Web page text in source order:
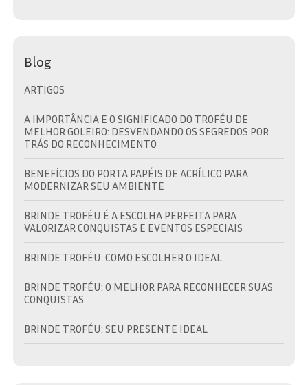
Blog
ARTIGOS
A IMPORTÂNCIA E O SIGNIFICADO DO TROFÉU DE
MELHOR GOLEIRO: DESVENDANDO OS SEGREDOS POR
TRÁS DO RECONHECIMENTO
BENEFÍCIOS DO PORTA PAPÉIS DE ACRÍLICO PARA
MODERNIZAR SEU AMBIENTE
BRINDE TROFÉU É A ESCOLHA PERFEITA PARA
VALORIZAR CONQUISTAS E EVENTOS ESPECIAIS
BRINDE TROFÉU: COMO ESCOLHER O IDEAL
BRINDE TROFÉU: O MELHOR PARA RECONHECER SUAS
CONQUISTAS
BRINDE TROFÉU: SEU PRESENTE IDEAL